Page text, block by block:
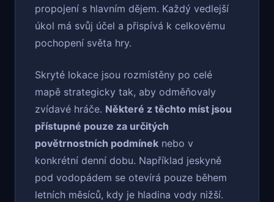
propojení s hlavním dějem. Každý vedlejší
úkol má svůj účel a přispívá k celkovému
pochopení světa hry.
Skryté lokace jsou rozmístěny po celé
mapě strategicky tak, aby odměňovaly
zvídavé hráče. Některé z těchto míst jsou
přístupné pouze za určitých
povětrnostních podmínek nebo v
konkrétní denní dobu. Například jeskyně
pod vodopádem se otevírá pouze během
letních měsíců, kdy je hladina vody nižší.